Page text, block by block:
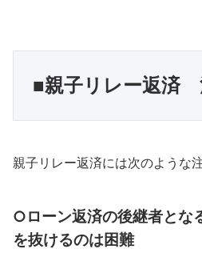
■親子リレー返済
親子リレー返済には次のような
○ローン返済の後継者とな
を抜けるのは困難